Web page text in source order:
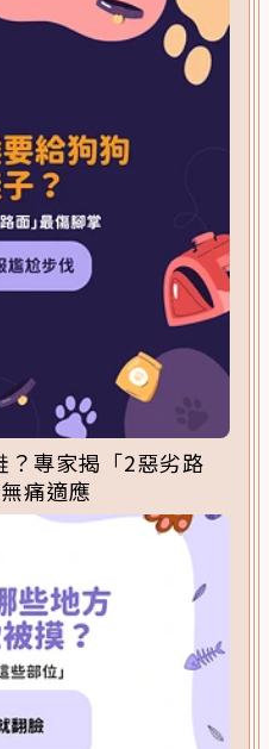
？專家揭「2惡劣路
痛適應